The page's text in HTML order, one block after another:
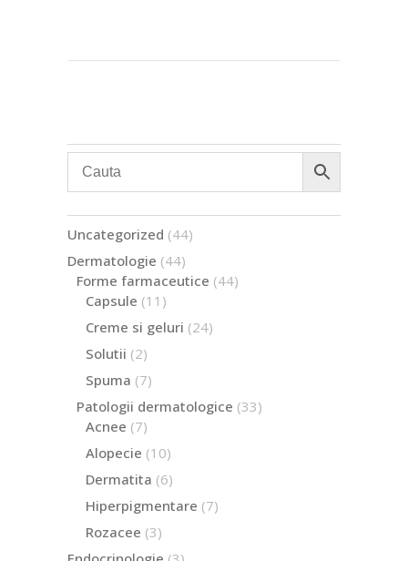
Uncategorized 4444
Dermatologie 4444
de
Forme farmaceutice 4444
Capsule 11 11
Creme si geluri 2424
Solutii 22
Spuma 77
Patologii dermatologice 3333
Acnee 77
Alopecie 1010
Dermatita 66
Hiperpigmentare 77
Rozacee 33
3